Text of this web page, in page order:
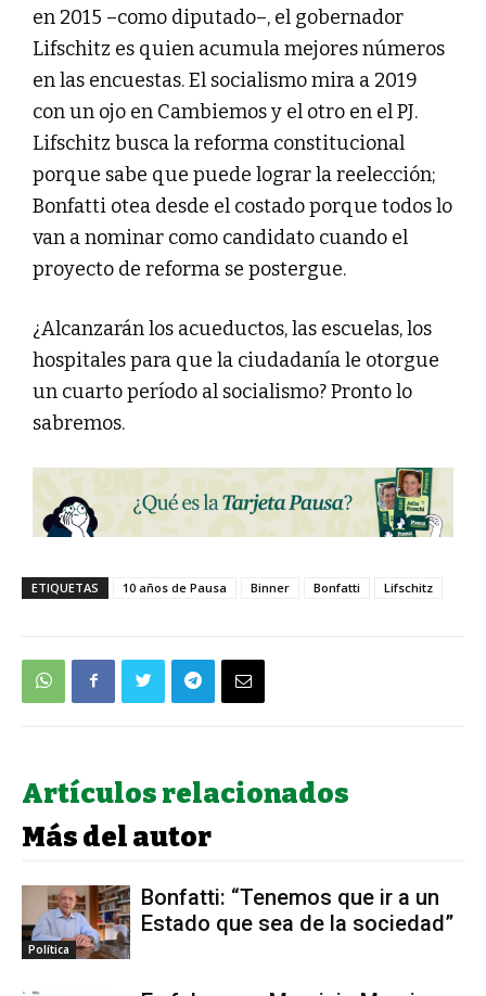
en 2015 –como diputado–, el gobernador
Lifschitz es quien acumula mejores números
en las encuestas. El socialismo mira a 2019
con un ojo en Cambiemos y el otro en el PJ.
Lifschitz busca la reforma constitucional
porque sabe que puede lograr la reelección;
Bonfatti otea desde el costado porque todos lo
van a nominar como candidato cuando el
proyecto de reforma se postergue.
¿Alcanzarán los acueductos, las escuelas, los
hospitales para que la ciudadanía le otorgue
un cuarto período al socialismo? Pronto lo
sabremos.
ETIQUETAS 10 años de Pausa Binner Bonfatti Lifschitz
Artículos relacionados
Más del autor
Política
Bonfatti: “Tenemos que ir a un
Estado que sea de la sociedad”